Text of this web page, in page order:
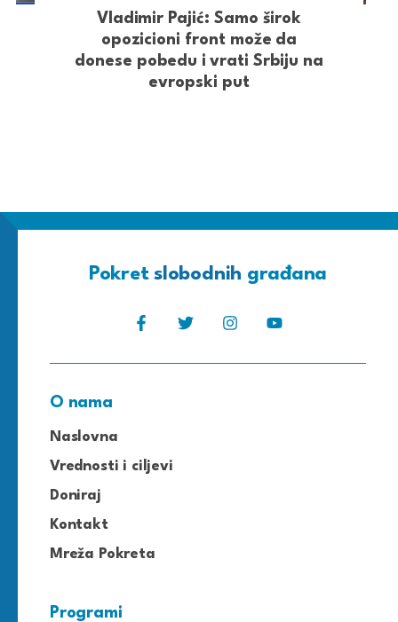
Vladimir Pajić: Samo širok
opozicioni front može da
donese pobedu i vrati Srbiju na
evropski put
Pokretslobodnih građana
O nama
Naslovna
Vrednosti i ciljevi
Doniraj
Kontakt
Mreža Pokreta
Programi